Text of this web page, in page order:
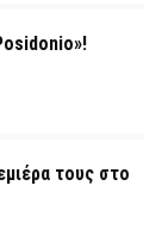
τους στο